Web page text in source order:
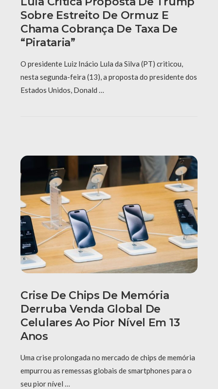
Sobre Estreito De Ormuz E
Chama Cobrança De Taxa De
“pirataria”
O presidente Luiz Inácio Lula da Silva (PT) criticou,
nesta segunda-feira (13), a proposta do presidente dos
Estados Unidos, Donald …
Crise De Chips De Memória
Derruba Venda Global De
Celulares Ao Pior Nível Em 13
Anos
Uma crise prolongada no mercado de chips de memória
empurrou as remessas globais de smartphones para o
seu pior nível …